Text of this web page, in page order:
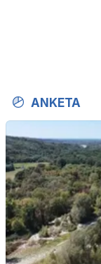
ANKETA